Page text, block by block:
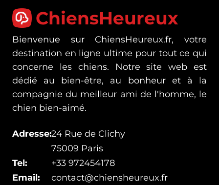
ChiensHeureux
Bienvenue sur ChiensHeureux.fr, votre
destination en ligne ultime pour tout ce qui
concerne les chiens. Notre site web est
dédié au bien-être, au bonheur et à la
compagnie du meilleur ami de l'homme, le
chien bien-aimé.
Adresse:24 Rue de Clichy
75009 Paris
Tel:
+33 972454178
Email:
contact@chiensheureux.fr